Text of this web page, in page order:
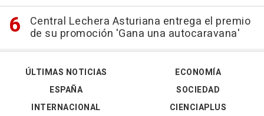
Central Lechera Asturiana entrega el premio
de su promoción 'Gana una autocaravana'
ÚLTIMAS NOTICIAS
ESPAÑA
INTERNACIONAL
ECONOMÍA
SOCIEDAD
CIENCIAPLUS